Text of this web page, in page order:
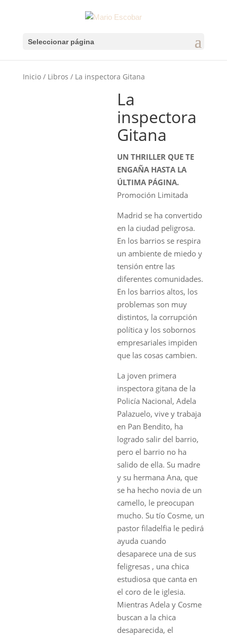
Seleccionar página
Inicio/ Libros / La inspectora Gitana
La
inspectora
Gitana
UN THRILLER QUE TE
ENGAÑA HASTA LA
ÚLTIMA PÁGINA.
Promoción Limitada
Madrid se ha convertido
en la ciudad peligrosa.
En los barrios se respira
un ambiente de miedo y
tensión entre las
diferentes comunidades.
En los barrios altos, los
problemas son muy
distintos, la corrupción
política y los sobornos
empresariales impiden
que las cosas cambien.
La joven primera
inspectora gitana de la
Policía Nacional, Adela
Palazuelo, vive y trabaja
en Pan Bendito, ha
logrado salir del barrio,
pero el barrio no ha
salido de ella. Su madre
y su hermana Ana, que
se ha hecho novia de un
camello, le preocupan
mucho. Su tío Cosme, un
pastor filadelfia le pedirá
ayuda cuando
desaparece una de sus
feligresas , una chica
estudiosa que canta en
el coro de le iglesia.
Mientras Adela y Cosme
buscan a la chica
desaparecida, el